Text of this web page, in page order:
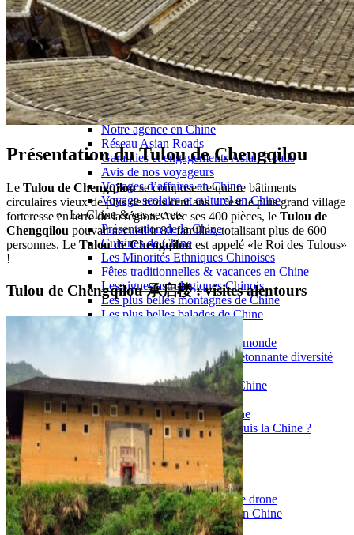
Luxe et exception
Où et quand partir ?
Printemps
Eté
Automne
Hiver
Infos pratiques
Notre agence
Notre agence en Chine
Réseau Asian Roads
Garanties et engagements Asian Roads
Avis de nos voyageurs
Voyages d’affaires en Chine
Voyage scolaire et culturel en Chine
La Chine & ses secrets
Présentation de la Chine
Cuisines de Chine
Les Minorités Ethniques Chinoises
Fêtes traditionnelles & vacances en Chine
Les signes astrologiques Chinois
Les plus belles montagnes de Chine
Les plus belles balades de Chine
La Chine vue du ciel
Visiter la Chine pour voir le monde
Les langues en Chine : une étonnante diversité
Préparer son voyage en Chine
Notre sélection d’hôtels en Chine
Météo & climat
Obtention Visa Voyage Chine
Comment communiquer depuis la Chine ?
Maîtrisez les mots essentiels
Transports en Chine
Vols directs vers la Chine
Voyager en train
Voyager en Chine avec votre drone
Vaccins pour votre voyage en Chine
Mal des montagnes
Présentation du Tulou de Chengqilou
Le Tulou de Chengqilouse compose de quatre bâtiments
circulaires vieux de plus de trois cent ans. C’est le plus grand village
forteresse en terre de la région. Avec ses 400 pièces, le Tulou de
Chengqilou pouvait accueillir 80 familles, totalisant plus de 600
personnes. Le Tulou de Chengqilou est appelé «le Roi des Tulous»
!
Tulou de Chengqilou 承启楼 : visites alentours